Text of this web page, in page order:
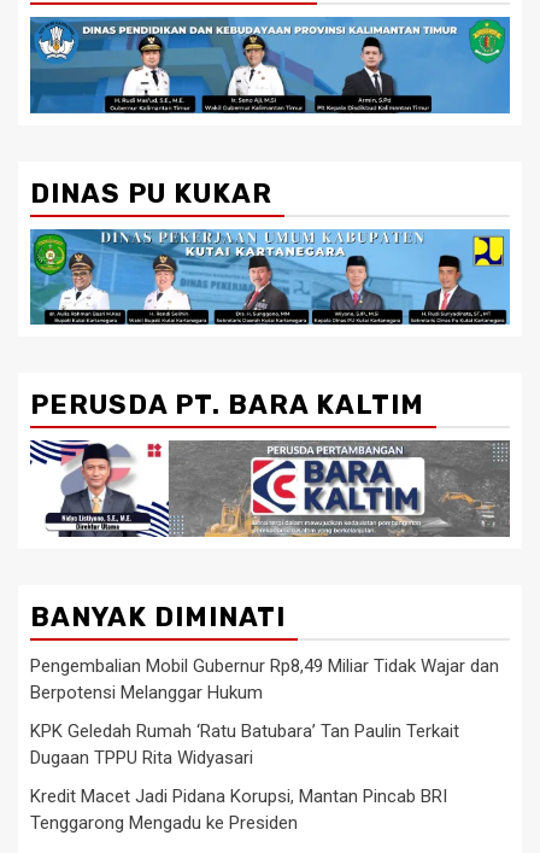
DINAS PU KUKAR
PERUSDA PT. BARA KALTIM
BANYAK DIMINATI
Pengembalian Mobil Gubernur Rp8,49 Miliar Tidak Wajar dan
Berpotensi Melanggar Hukum
KPK Geledah Rumah ‘Ratu Batubara’ Tan Paulin Terkait
Dugaan TPPU Rita Widyasari
Kredit Macet Jadi Pidana Korupsi, Mantan Pincab BRI
Tenggarong Mengadu ke Presiden